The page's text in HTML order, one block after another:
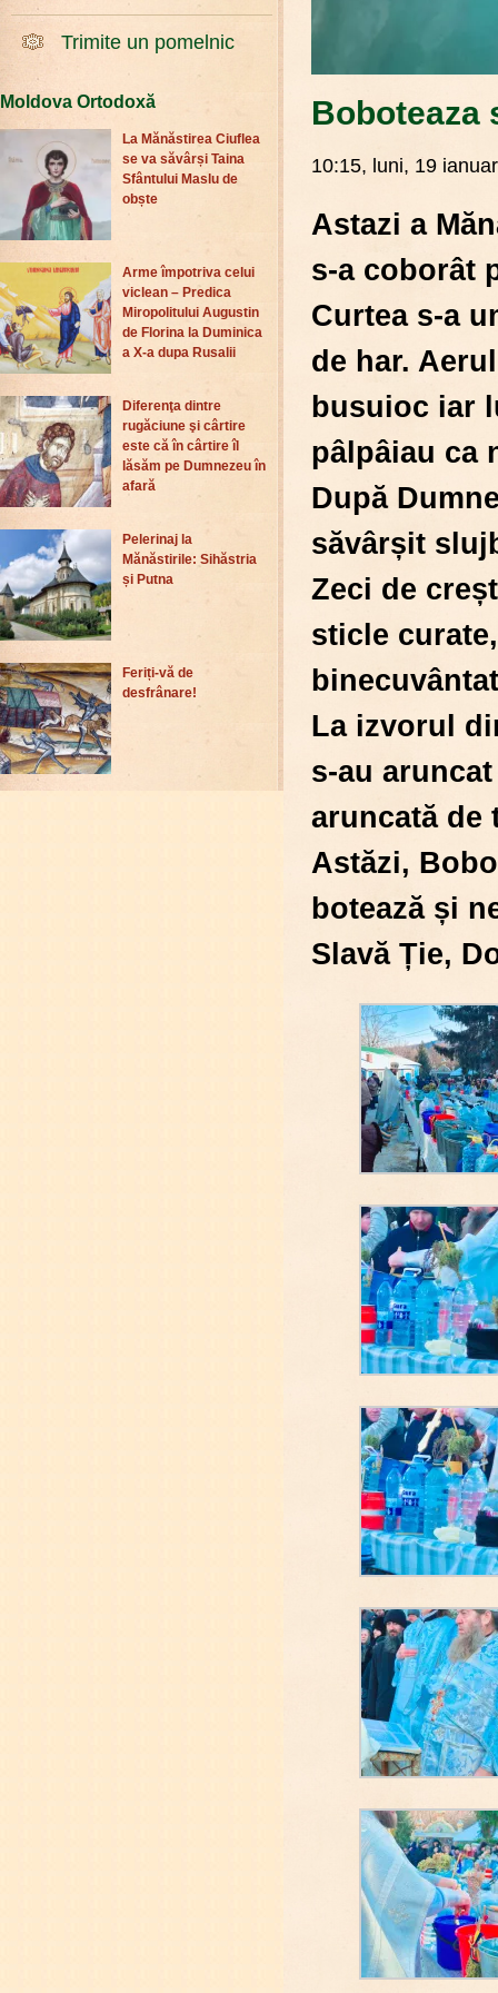
Trimite un pomelnic
Moldova Ortodoxă
La Mănăstirea Ciuflea
se va săvârși Taina
Sfântului Maslu de
obște
Arme împotriva celui
viclean – Predica
Miropolitului Augustin
de Florina la Duminica
a X-a dupa Rusalii
Diferenţa dintre
rugăciune şi cârtire
este că în cârtire îl
lăsăm pe Dumnezeu în
afară
Pelerinaj la
Mănăstirile: Sihăstria
și Putna
Feriți-vă de
desfrânare!
Boboteaza
10:15, luni, 19
Astazi a
s-a coborât
Curtea s-a
de har.
busuioc iar
pâlpâiau ca
După
săvârșit
Zeci de
sticle
La izvorul
s-au
aruncată de
Astăzi,
botează și
Slavă Ție,